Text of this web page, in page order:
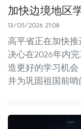
加快边境地区
13/05/2026 21:08
高平省正在加快推
决心在2026年内
造更好的学习机会
并为巩固祖国前哨